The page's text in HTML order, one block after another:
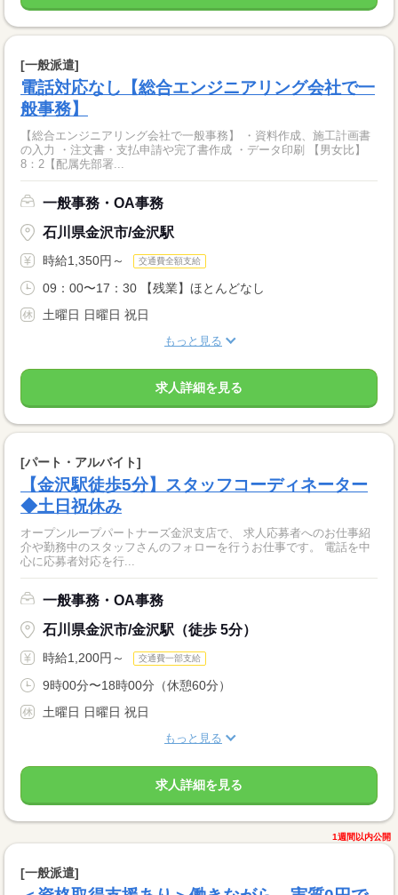
[一般派遣]
電話対応なし【総合エンジニアリング会社で一
般事務】
【総合エンジニアリング会社で一般事務】 ・資料作成、施工計画書
の入力 ・注文書・支払申請や完了書作成 ・データ印刷 【男女比】
8：2【配属先部署...
一般事務・OA事務
石川県金沢市/金沢駅
時給1,350円～ 交通費全額支給
09：00〜17：30 【残業】ほとんどなし
土曜日 日曜日 祝日
もっと見る
求人詳細を見る
[パート・アルバイト]
【金沢駅徒歩5分】スタッフコーディネーター
◆土日祝休み
オープンループパートナーズ金沢支店で、 求人応募者へのお仕事紹
介や勤務中のスタッフさんのフォローを行うお仕事です。 電話を中
心に応募者対応を行...
一般事務・OA事務
石川県金沢市/金沢駅（徒歩 5分）
時給1,200円～ 交通費一部支給
9時00分〜18時00分（休憩60分）
土曜日 日曜日 祝日
もっと見る
求人詳細を見る
1週間以内公開
[一般派遣]